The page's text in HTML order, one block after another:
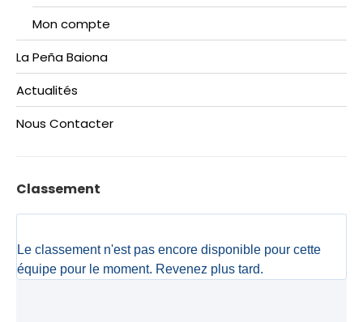
Mon compte
La Peña Baiona
Actualités
Nous Contacter
Classement